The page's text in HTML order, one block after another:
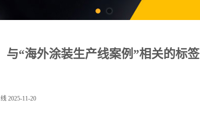
与“海外涂装生产线案例”相关的标签
2025-11-20